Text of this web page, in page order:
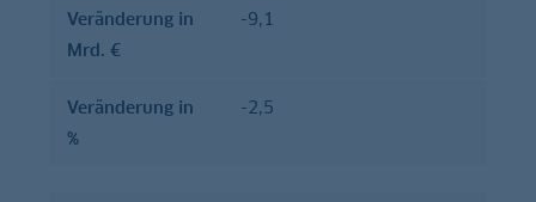
Veränderung in
Mrd. €
-9,1
Veränderung in
%
-2,5